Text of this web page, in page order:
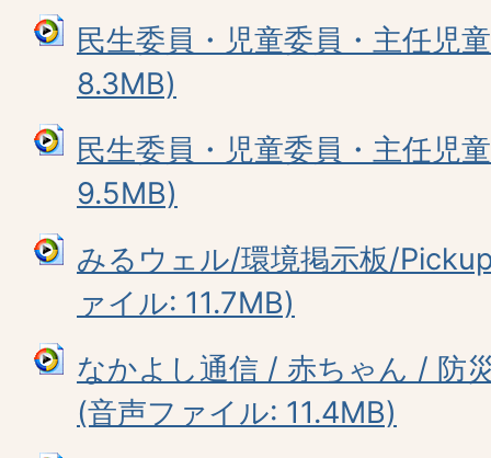
民生委員・児童委員・主任児
8.3MB)
民生委員・児童委員・主任児
9.5MB)
みるウェル/環境掲示板/
ァイル: 11.7MB)
なかよし通信 / 赤ちゃん / 防
(音声ファイル: 11.4MB)